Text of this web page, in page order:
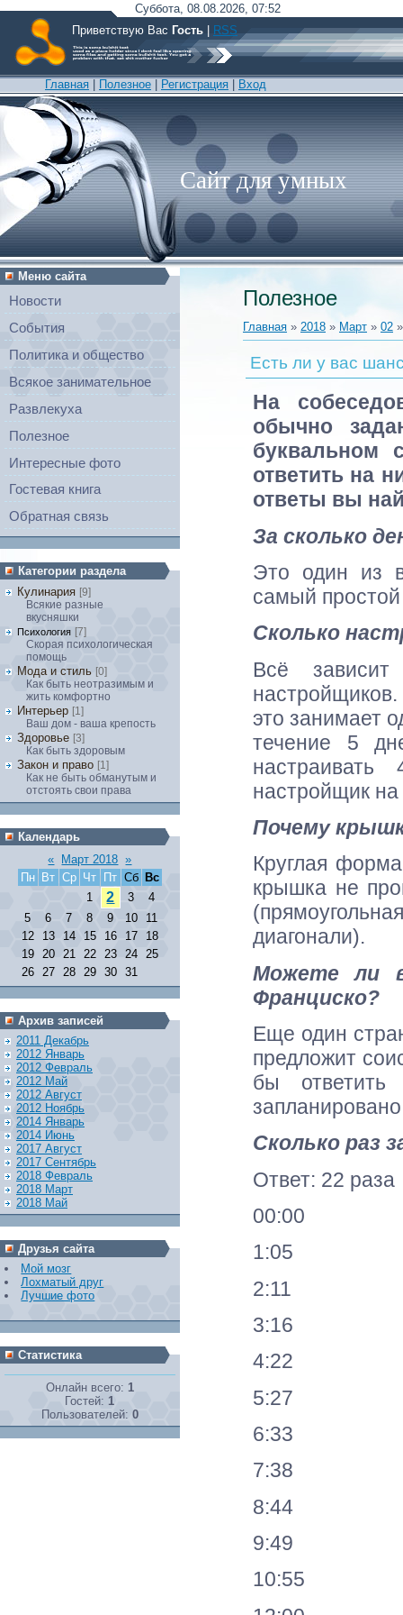
Суббота, 08.08.2026, 07:52
Приветствую Вас Гость RSS
Главная Полезное Регистрация Вход
Сайт для умных
Меню сайта
Новости
События
Политика и общество
Всякое занимательное
Развлекуха
Полезное
Интересные фото
Гостевая книга
Обратная связь
Категории раздела
Кулинария [9]
Всякие разные
вкусняшки
Психология [7]
Скорая психологическая
помощь
Мода и стиль [0]
Как быть неотразимым и
жить комфортно
Интерьер [1]
Ваш дом - ваша крепость
Здоровье [3]
Как быть здоровым
Закон и право [1]
Как не быть обманутым и
отстоять свои права
Календарь
«
Март 2018 »
Пн Вт Ср Чт Пт Сб Вс
1
2 3
4
5
6 7 8 9 10
11
12
13 14 15 16 17
18
19 20 21 22 23 24 25
26 27 28 29 30 31
Архив записей
2011 Декабрь
2012 Январь
2012 Февраль
2012 Май
2012 Август
2012 Ноябрь
2014 Январь
2014 Июнь
2017 Август
2017 Сентябрь
2018 Февраль
2018 Март
2018 Май
Друзья сайта
Мой мозг
Лохматый друг
Лучшие фото
Статистика
Онлайн всего: 1
Гостей: 1
Пользователей: 0
Полезное
Главная » 2018 » Март » 02
Есть ли у вас
На
обычно
буквальном
ответить на
ответы вы
За сколько
Это один из
самый простой
Сколько
Всё
это занимает
течение 5
настройщик
Почему
Круглая
крышка не
диагонали).
Можете ли
Франциско?
Еще один
предложит
бы
Сколько раз
Ответ: 22 раза
00:00
1:05
2:11
3:16
4:22
5:27
6:33
7:38
8:44
9:49
10:55